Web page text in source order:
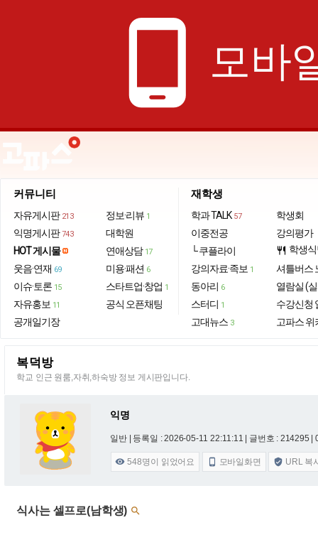
phone_android 모바
커뮤니티
자유게시판 213
익명게시판 743
HOT 게시물
웃음·연재 69
이슈·토론 15
자유홍보 11
공개일기장
정보·리뷰 1
대학원
연애상담 17
미용·패션 6
스타트업·창업 1
공식 오픈채팅
재학생
학과 TALK 57
이중전공
└ 쿠플라이
강의자료·족보 1
동아리 6
스터디 1
고대뉴스 3
학생회
강의평가
restaurant 학생
셔틀버스
열람실 (
수강신청
고파스 위
복덕방
학교 인근 원룸,자취,하숙방 정보 게시판입니다.
익명
일반 | 등록일 : 2026-05-11 22:11:11 | 글번호 : 214295 |
 548명이 읽었어요  모바일화면  URL 복
식사는 셀프로(남학생) 